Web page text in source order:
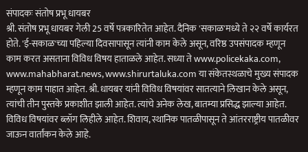
संपादकः संतोष प्रभू धायबर
श्री. संतोष प्रभू धायबर गेली 25 वर्षे पत्रकारितेत आहेत. दैनिक 'सकाळ'मध्ये ते २२ वर्षे कार्यरत
होते. 'ई-सकाळ'च्या पहिल्या दिवसापासून त्यांनी काम केले असून, वरिष्ठ उपसंपादक म्हणून
काम करत असताना विविध विषय हाताळले आहेत. सध्या ते www.policekaka.com,
www.mahabharat.news, www.shirurtaluka.com या संकेतस्थळाचे मुख्य संपादक
म्हणून काम पाहात आहेत. श्री. धायबर यांनी विविध विषयांवर सातत्याने लिखान केले असून,
त्यांची तीन पुस्तके प्रकाशीत झाली आहेत. त्यांचे अनेक लेख, बातम्या प्रसिद्ध झाल्या आहेत.
विविध विषयांवर ब्लॉग लिहीले आहेत. शिवाय, स्थानिक पातळीपासून ते आंतरराष्ट्रीय पातळीवर
जाऊन वार्तांकन केले आहे.